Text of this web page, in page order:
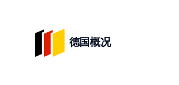
德国概况